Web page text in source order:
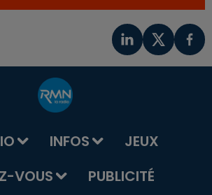
INFOS
JEUX
VOUS
PUBLICITÉ